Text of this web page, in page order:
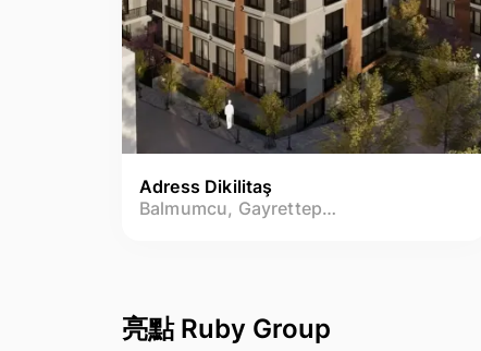
Adress Dikilitaş
Balmumcu, Gayrettepe, Dikilitaş Mh.
亮點 Ruby Group